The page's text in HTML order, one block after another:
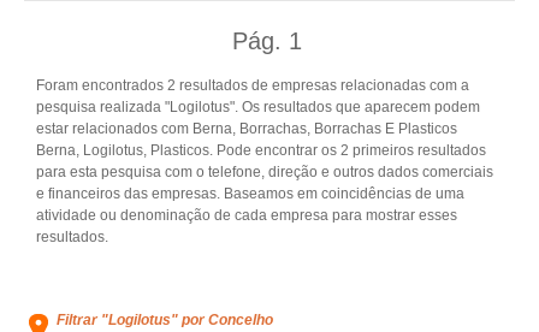
Pág. 1
Foram encontrados 2 resultados de empresas relacionadas com a
pesquisa realizada "Logilotus". Os resultados que aparecem podem
estar relacionados com Berna, Borrachas, Borrachas E Plasticos
Berna, Logilotus, Plasticos. Pode encontrar os 2 primeiros resultados
para esta pesquisa com o telefone, direção e outros dados comerciais
e financeiros das empresas. Baseamos em coincidências de uma
atividade ou denominação de cada empresa para mostrar esses
resultados.
Filtrar "Logilotus" por Concelho